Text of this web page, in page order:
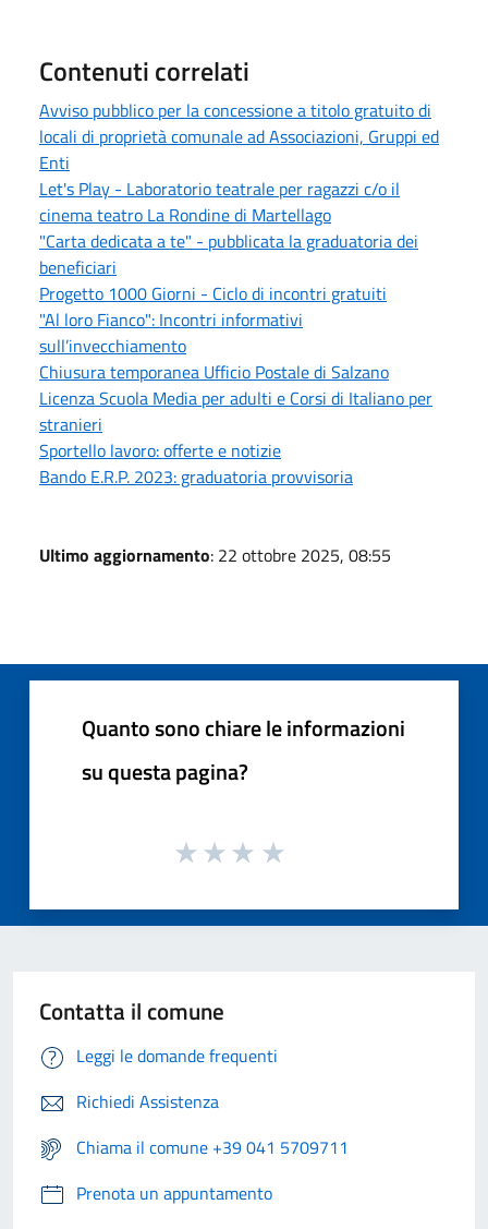
Contenuti correlati
Avviso pubblico per la concessione a titolo gratuito di
locali di proprietà comunale ad Associazioni, Gruppi ed
Enti
Let's Play - Laboratorio teatrale per ragazzi c/o il
cinema teatro La Rondine di Martellago
"Carta dedicata a te" - pubblicata la graduatoria dei
beneficiari
Progetto 1000 Giorni - Ciclo di incontri gratuiti
"Al loro Fianco": Incontri informativi
sull’invecchiamento
Chiusura temporanea Ufficio Postale di Salzano
Licenza Scuola Media per adulti e Corsi di Italiano per
stranieri
Sportello lavoro: offerte e notizie
Bando E.R.P. 2023: graduatoria provvisoria
Ultimo aggiornamento: 22 ottobre 2025, 08:55
Quanto sono chiare le informazioni
su questa pagina?
Contatta il comune
Leggi le domande frequenti
Richiedi Assistenza
Chiama il comune +39 041 5709711
Prenota un appuntamento